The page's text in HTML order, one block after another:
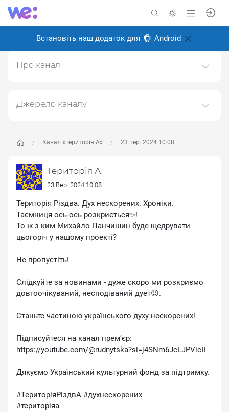
Встановіть наш додаток для Android
Канал «Територія А» 23 вер. 2024 10:08
Територія А
23 Вер. 2024 10:08
Територія Різдва. Дух нескорених. Хроніки.
Таємниця ось-ось розкриється✨️!
То ж з ким Михайло Панчишин буде щедрувати
цьогоріч у нашому проекті?
Не пропустіть!
Слідкуйте за новинами - дуже скоро ми розкриємо
довгоочікуваний, несподіваний дует😉.
Станьте частиною українського духу нескорених!
Підписуйтеся на канал премʼєр:
https://youtube.com/@rudnytska?si=j4SNm6JcLJPVicII
Дякуємо Український культурний фонд за підтримку.
#ТериторіяРіздвА #духнескорених
#територіяа
Про канал
Створено: 18 лютого 2025
Джерело каналу
l/UC6oZi0YxLFCfZfg0wLBDOrw, з метою його
підписників.
Переходьте за посиланнями в дописах для
предмет допису.